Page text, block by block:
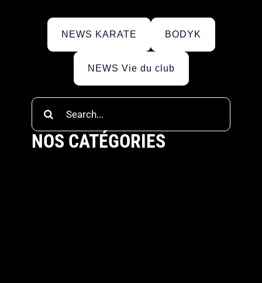
NEWS KARATE BODYK
NEWS Vie du club
Rechercher:
NOS CATÉGORIES